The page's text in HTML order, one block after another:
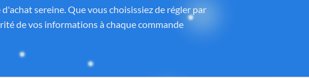
partenaires proposant des produits sous
& Stitch, avec une attention particulière portée à